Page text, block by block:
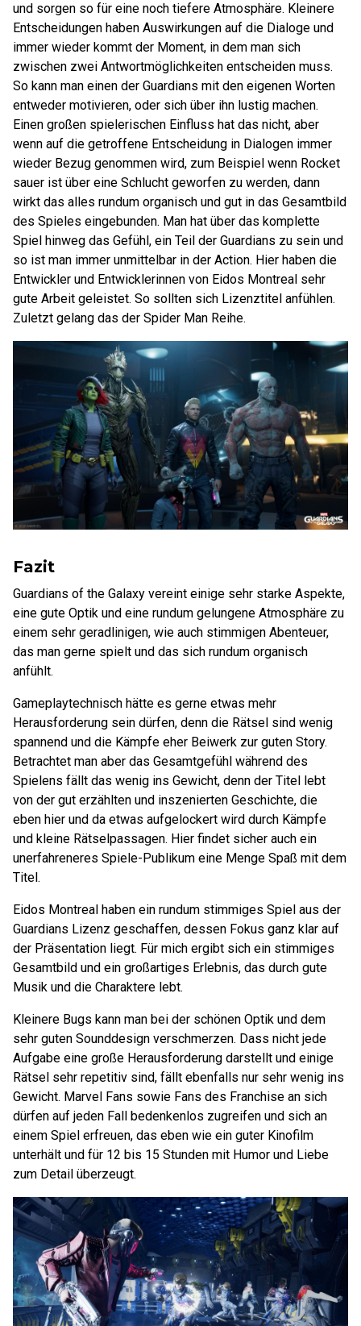
und sorgen so für eine noch tiefere Atmosphäre. Kleinere
Entscheidungen haben Auswirkungen auf die Dialoge und
immer wieder kommt der Moment, in dem man sich
zwischen zwei Antwortmöglichkeiten entscheiden muss.
So kann man einen der Guardians mit den eigenen Worten
entweder motivieren, oder sich über ihn lustig machen.
Einen großen spielerischen Einfluss hat das nicht, aber
wenn auf die getroffene Entscheidung in Dialogen immer
wieder Bezug genommen wird, zum Beispiel wenn Rocket
sauer ist über eine Schlucht geworfen zu werden, dann
wirkt das alles rundum organisch und gut in das Gesamtbild
des Spieles eingebunden. Man hat über das komplette
Spiel hinweg das Gefühl, ein Teil der Guardians zu sein und
so ist man immer unmittelbar in der Action. Hier haben die
Entwickler und Entwicklerinnen von Eidos Montreal sehr
gute Arbeit geleistet. So sollten sich Lizenztitel anfühlen.
Zuletzt gelang das der Spider Man Reihe.
Fazit
Guardians of the Galaxy vereint einige sehr starke Aspekte,
eine gute Optik und eine rundum gelungene Atmosphäre zu
einem sehr geradlinigen, wie auch stimmigen Abenteuer,
das man gerne spielt und das sich rundum organisch
anfühlt.
Gameplaytechnisch hätte es gerne etwas mehr
Herausforderung sein dürfen, denn die Rätsel sind wenig
spannend und die Kämpfe eher Beiwerk zur guten Story.
Betrachtet man aber das Gesamtgefühl während des
Spielens fällt das wenig ins Gewicht, denn der Titel lebt
von der gut erzählten und inszenierten Geschichte, die
eben hier und da etwas aufgelockert wird durch Kämpfe
und kleine Rätselpassagen. Hier findet sicher auch ein
unerfahreneres Spiele-Publikum eine Menge Spaß mit dem
Titel.
Eidos Montreal haben ein rundum stimmiges Spiel aus der
Guardians Lizenz geschaffen, dessen Fokus ganz klar auf
der Präsentation liegt. Für mich ergibt sich ein stimmiges
Gesamtbild und ein großartiges Erlebnis, das durch gute
Musik und die Charaktere lebt.
Kleinere Bugs kann man bei der schönen Optik und dem
sehr guten Sounddesign verschmerzen. Dass nicht jede
Aufgabe eine große Herausforderung darstellt und einige
Rätsel sehr repetitiv sind, fällt ebenfalls nur sehr wenig ins
Gewicht. Marvel Fans sowie Fans des Franchise an sich
dürfen auf jeden Fall bedenkenlos zugreifen und sich an
einem Spiel erfreuen, das eben wie ein guter Kinofilm
unterhält und für 12 bis 15 Stunden mit Humor und Liebe
zum Detail überzeugt.